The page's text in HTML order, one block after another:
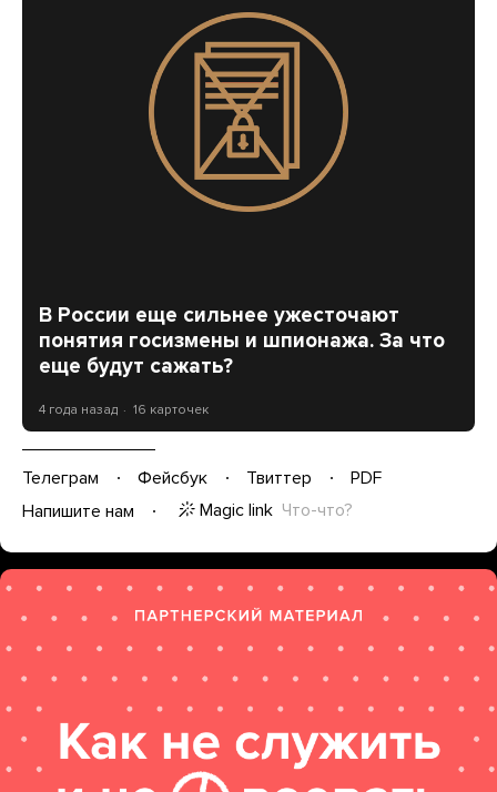
В России еще сильнее ужесточают
понятия госизмены и шпионажа. За что
еще будут сажать?
4 года назад 16 карточек
Телеграм Фейсбук Твиттер
PDF
Напишите нам
Magic link Что-что?